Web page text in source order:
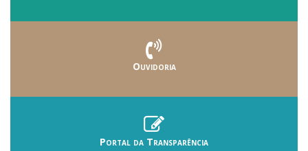
Ouvidoria
Portal da Transparência